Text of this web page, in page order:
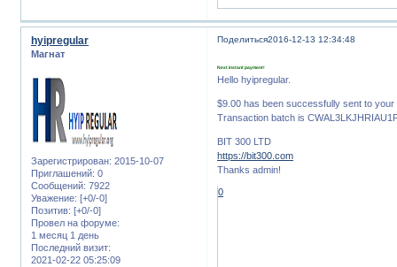
Поделиться2016-12-13 12:34:48
hyipregular
Магнат
Зарегистрирован: 2015-10-07
Приглашений: 0
Сообщений: 7922
Уважение: [+0/-0]
Позитив: [+0/-0]
Провел на форуме:
1 месяц 1 день
Последний визит:
2021-02-22 05:25:09
Next instant payment!
Hello hyipregular.
$9.00 has been successfully sent to
Transaction batch is
BIT 300 LTD
https://bit300.com
Thanks admin!
0